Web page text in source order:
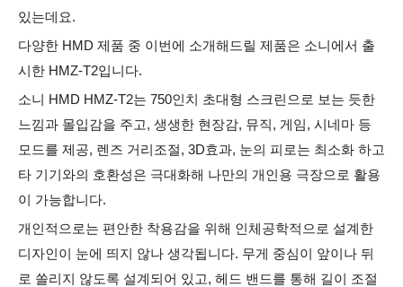
있는데요.
다양한 HMD 제품 중 이번에 소개해드릴 제품은 소니에서 출
시한 HMZ-T2입니다.
소니 HMD HMZ-T2는 750인치 초대형 스크린으로 보는 듯한
느낌과 몰입감을 주고, 생생한 현장감, 뮤직, 게임, 시네마 등
모드를 제공, 렌즈 거리조절, 3D효과, 눈의 피로는 최소화 하고
타 기기와의 호환성은 극대화해 나만의 개인용 극장으로 활용
이 가능합니다.
개인적으로는 편안한 착용감을 위해 인체공학적으로 설계한
디자인이 눈에 띄지 않나 생각됩니다. 무게 중심이 앞이나 뒤
로 쏠리지 않도록 설계되어 있고, 헤드 밴드를 통해 길이 조절